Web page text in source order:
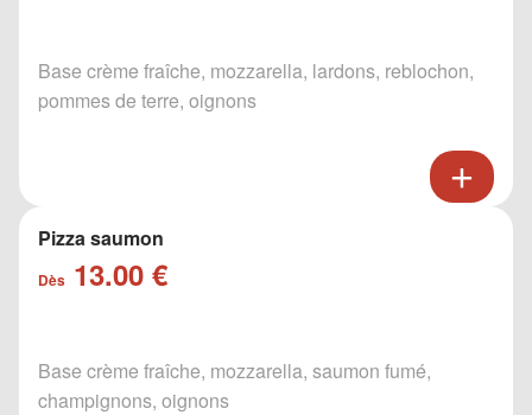
Base crème fraîche, mozzarella, lardons, reblochon,
pommes de terre, oignons
Pizza saumon
Dès 13.00 €
Base crème fraîche, mozzarella, saumon fumé,
champignons, oignons